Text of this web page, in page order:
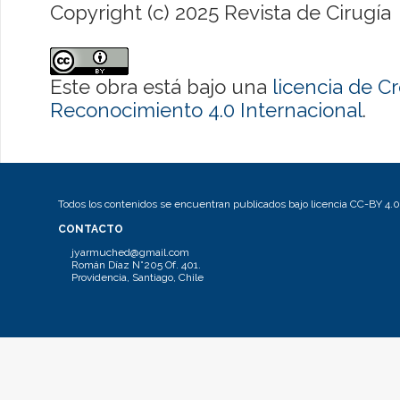
Copyright (c) 2025 Revista de Cirugía
Este obra está bajo una licencia de
Reconocimiento 4.0 Internacional.
Todos los contenidos se encuentran publicados bajo licencia CC-BY 4.0
CONTACTO
jyarmuched@gmail.com
Román Díaz N°205 Of. 401.
Providencia, Santiago, Chile